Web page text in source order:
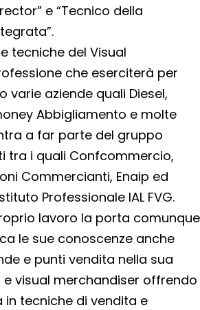
e “Tecnico della
tecniche del Visual
che eserciterà per
varie aziende quali Diesel,
Abbigliamento e molte
a far parte del gruppo
tra i quali Confcommercio,
Commercianti, Enaip ed
Professionale IAL FVG.
lavoro la porta comunque
le sue conoscenze anche
e punti vendita nella sua
visual merchandiser offrendo
in tecniche di vendita e